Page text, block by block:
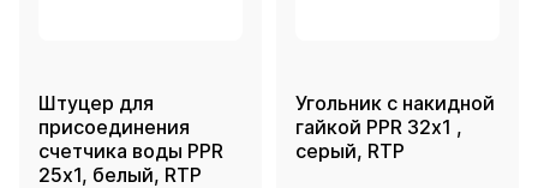
Штуцер для
присоединения
счетчика воды PPR
25х1, белый, RTP
Угольник с накидной
гайкой PPR 32х1 ,
серый, RTP